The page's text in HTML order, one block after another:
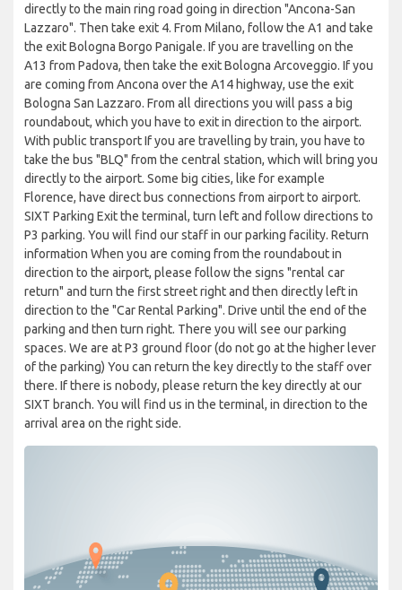
directly to the main ring road going in direction "Ancona-San
Lazzaro". Then take exit 4. From Milano, follow the A1 and take
the exit Bologna Borgo Panigale. If you are travelling on the
A13 from Padova, then take the exit Bologna Arcoveggio. If you
are coming from Ancona over the A14 highway, use the exit
Bologna San Lazzaro. From all directions you will pass a big
roundabout, which you have to exit in direction to the airport.
With public transport If you are travelling by train, you have to
take the bus "BLQ" from the central station, which will bring you
directly to the airport. Some big cities, like for example
Florence, have direct bus connections from airport to airport.
SIXT Parking Exit the terminal, turn left and follow directions to
P3 parking. You will find our staff in our parking facility. Return
information When you are coming from the roundabout in
direction to the airport, please follow the signs "rental car
return" and turn the first street right and then directly left in
direction to the "Car Rental Parking". Drive until the end of the
parking and then turn right. There you will see our parking
spaces. We are at P3 ground floor (do not go at the higher lever
of the parking) You can return the key directly to the staff over
there. If there is nobody, please return the key directly at our
SIXT branch. You will find us in the terminal, in direction to the
arrival area on the right side.